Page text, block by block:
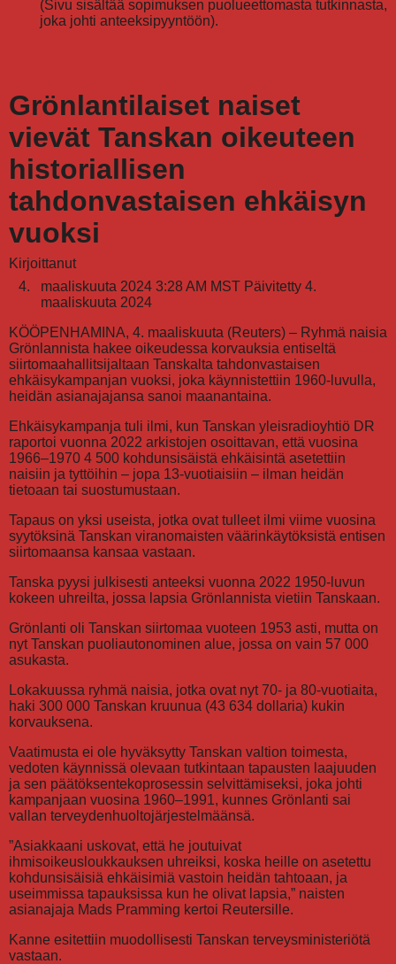
(Sivu sisältää sopimuksen puolueettomasta tutkinnasta,
joka johti anteeksipyyntöön).
Grönlantilaiset naiset
vievät Tanskan oikeuteen
historiallisen
tahdonvastaisen ehkäisyn
vuoksi
Kirjoittanut
maaliskuuta 2024 3:28 AM MST Päivitetty 4.
maaliskuuta 2024
KÖÖPENHAMINA, 4. maaliskuuta (Reuters) – Ryhmä naisia
Grönlannista hakee oikeudessa korvauksia entiseltä
siirtomaahallitsijaltaan Tanskalta tahdonvastaisen
ehkäisykampanjan vuoksi, joka käynnistettiin 1960-luvulla,
heidän asianajajansa sanoi maanantaina.
Ehkäisykampanja tuli ilmi, kun Tanskan yleisradioyhtiö DR
raportoi vuonna 2022 arkistojen osoittavan, että vuosina
1966–1970 4 500 kohdunsisäistä ehkäisintä asetettiin
naisiin ja tyttöihin – jopa 13-vuotiaisiin – ilman heidän
tietoaan tai suostumustaan.
Tapaus on yksi useista, jotka ovat tulleet ilmi viime vuosina
syytöksinä Tanskan viranomaisten väärinkäytöksistä entisen
siirtomaansa kansaa vastaan.
Tanska pyysi julkisesti anteeksi vuonna 2022 1950-luvun
kokeen uhreilta, jossa lapsia Grönlannista vietiin Tanskaan.
Grönlanti oli Tanskan siirtomaa vuoteen 1953 asti, mutta on
nyt Tanskan puoliautonominen alue, jossa on vain 57 000
asukasta.
Lokakuussa ryhmä naisia, jotka ovat nyt 70- ja 80-vuotiaita,
haki 300 000 Tanskan kruunua (43 634 dollaria) kukin
korvauksena.
Vaatimusta ei ole hyväksytty Tanskan valtion toimesta,
vedoten käynnissä olevaan tutkintaan tapausten laajuuden
ja sen päätöksentekoprosessin selvittämiseksi, joka johti
kampanjaan vuosina 1960–1991, kunnes Grönlanti sai
vallan terveydenhuoltojärjestelmäänsä.
”Asiakkaani uskovat, että he joutuivat
ihmisoikeusloukkauksen uhreiksi, koska heille on asetettu
kohdunsisäisiä ehkäisimiä vastoin heidän tahtoaan, ja
useimmissa tapauksissa kun he olivat lapsia,” naisten
asianajaja Mads Pramming kertoi Reutersille.
Kanne esitettiin muodollisesti Tanskan terveysministeriötä
vastaan.